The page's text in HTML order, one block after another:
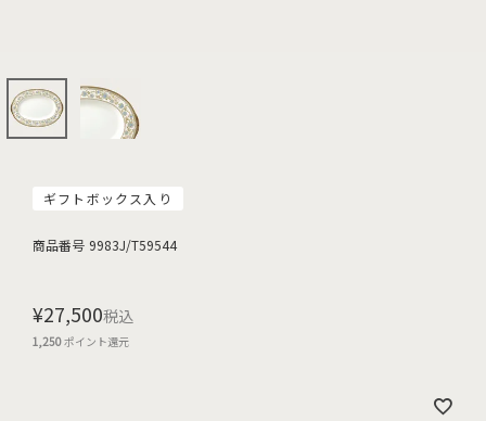
ギフトボックス入り
商品番号 9983J/T59544
¥27,500税込
1,250ポイント還元